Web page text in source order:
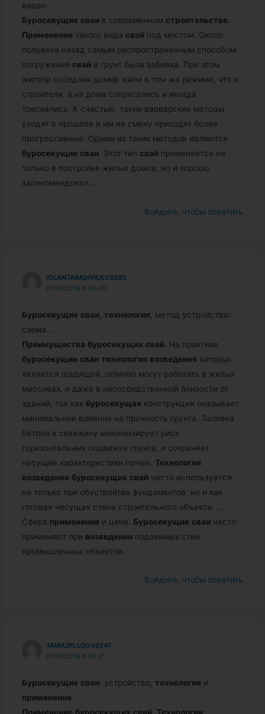
видео
Буросекущие сваи в современном строительстве
Применение такого вида свай под мостом. Около
полувека назад самым распространенным способом
погружения свай в грунт была забивка. При этом
жители соседних домов жили в том же режиме, что и
строители, а их дома сотрясались и иногда
трескались. К счастью, такие варварские методы
уходят в прошлое и им на смену приходят более
прогрессивные. Одним из таких методов являются
буросекущие сваи . Этот тип свай применяется не
только в постройке жилых домов, но и хорошо
зарекомендовал…
Войдите, чтобы ответить
IOLANTARADIVILKO8285
07.09.2018 В 03:20
Буросекущие сваи технология , метод устройства:
схема…
Преимущества буросекущих свай . На практике
буросекущие сваи технология возведения которых
является щадящей, отлично могут работать в жилых
массивах, и даже в непосредственной близости от
зданий, так как буросекущая конструкция оказывает
минимальное влияние на прочность грунта. Заливка
бетона в скважину минимизирует риск
горизонтальных подвижек грунта, и сохраняет
несущие характеристики почвы. Технология
возведения буросекущих свай часто используется
не только при обустройтве фундаментов, но и как
готовая несущая стена строительного объекта.
…
Сфера применения и цена. Буросекущие сваи часто
применяют при возведении подземных стен
промышленных объектов.
Войдите, чтобы ответить
TAMAZFLUSOV6247
07.09.2018 В 03:31
Буросекущие сваи: устройство, технология и
применение